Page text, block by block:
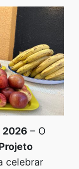
2026 – O
celebrar